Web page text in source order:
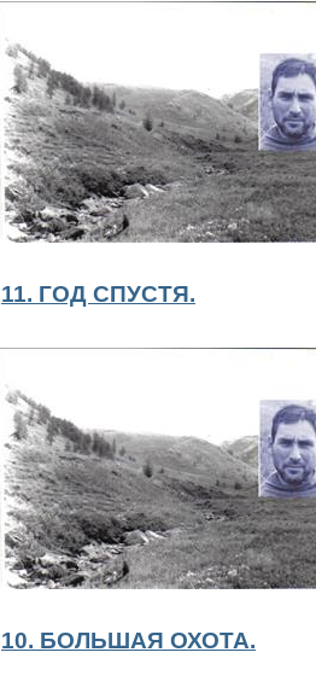
11. ГОД СПУСТЯ.
10. БОЛЬШАЯ ОХОТА.